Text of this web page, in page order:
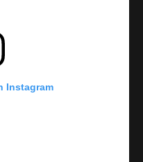
Instagram